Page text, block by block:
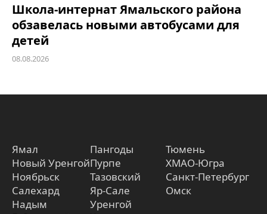
Школа-интернат Ямальского района
обзавелась новыми автобусами для
детей
08.08.2026
Ямал
Новый Уренгой
Ноябрьск
Салехард
Надым
Пангоды
Пурпе
Тазовский
Яр-Сале
Уренгой
Тюмень
ХМАО-Югра
Санкт-Петербург
Омск